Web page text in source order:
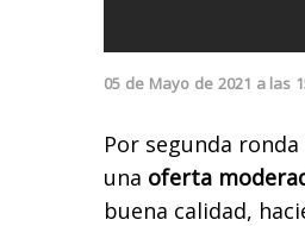
05 de Mayo de 2021 a las
Por segunda
una oferta
buena calidad,